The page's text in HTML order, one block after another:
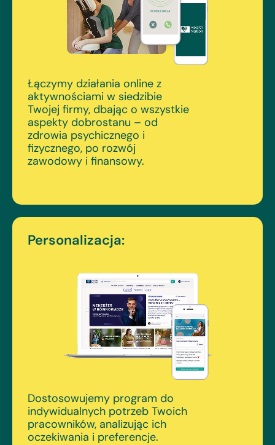
Łączymy działania online z
aktywnościami w siedzibie
Twojej firmy, dbając o wszystkie
aspekty dobrostanu – od
zdrowia psychicznego i
fizycznego, po rozwój
zawodowy i finansowy.
Personalizacja:
Dostosowujemy program do
indywidualnych potrzeb Twoich
pracowników, analizując ich
oczekiwania i preferencje.